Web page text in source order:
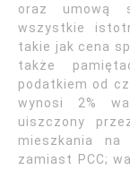
oraz umową
wszystkie
takie jak cena
także
podatkiem od
wynosi 2%
uiszczony
mieszkania na
zamiast PCC;